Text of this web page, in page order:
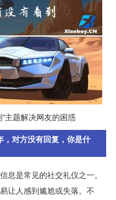
主题解决网友的困惑
，对方没有回复，你是什
息是常见的社交礼仪之一。
让人感到尴尬或失落。不